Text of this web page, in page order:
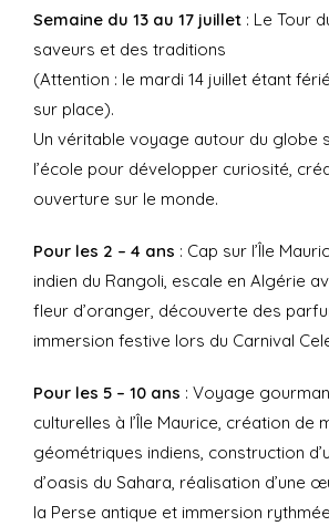
Semaine du 13 au 17 juillet : Le Tour
saveurs et des traditions
(Attention : le mardi 14 juillet étant
sur place).
Un véritable voyage autour du globe
l’école pour développer curiosité,
ouverture sur le monde.
Pour les 2 – 4 ans : Cap sur l’Île
indien du Rangoli, escale en Algérie
fleur d’oranger, découverte des
immersion festive lors du Carnival
Pour les 5 – 10 ans : Voyage
culturelles à l’Île Maurice, création de
géométriques indiens, construction
d’oasis du Sahara, réalisation d’une
la Perse antique et immersion